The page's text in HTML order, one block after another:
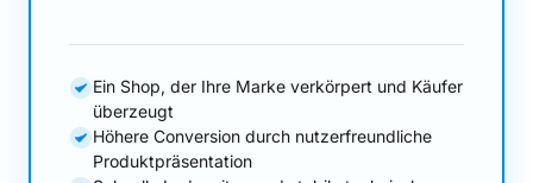
Ein Shop, der Ihre Marke verkörpert und Käufer
überzeugt
Höhere Conversion durch nutzerfreundliche
Produktpräsentation